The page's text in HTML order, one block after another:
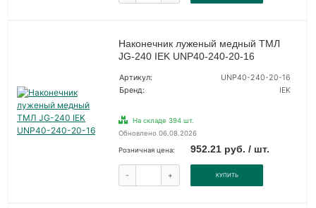
Наконечник луженый медный ТМЛ
JG-240 IEK UNP40-240-20-16
Артикул:
UNP40-240-20-16
Бренд:
IEK
На складе 394 шт.
Обновлено 06.08.2026
Розничная цена: 952.21 руб. / шт.
- + КУПИТЬ